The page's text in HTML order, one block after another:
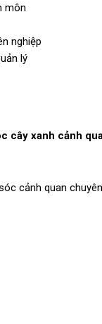
môn
nghiệp
lý
cây xanh cảnh
cảnh quan